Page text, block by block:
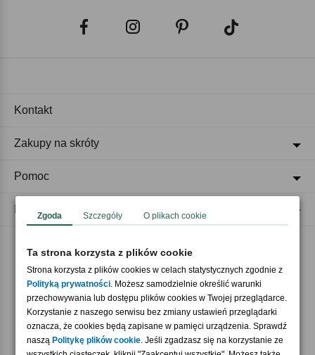
Akceptujemy płatności
Kontakt
Zakupy na skróty
Pomoc
Regulaminy
Zgoda Szczegóły O plikach cookie
Ta strona korzysta z plików cookie
Strona korzysta z plików cookies w celach statystycznych zgodnie z
Polityką prywatności. Możesz samodzielnie określić warunki
przechowywania lub dostępu plików cookies w Twojej przeglądarce.
Korzystanie z naszego serwisu bez zmiany ustawień przeglądarki
oznacza, że cookies będą zapisane w pamięci urządzenia. Sprawdź
naszą Politykę plików cookie. Jeśli zgadzasz się na korzystanie ze